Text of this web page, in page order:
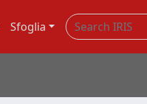
Sfoglia